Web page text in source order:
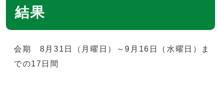
結果
会期 8月31日（月曜日）～9月16日（水曜日）ま
での17日間